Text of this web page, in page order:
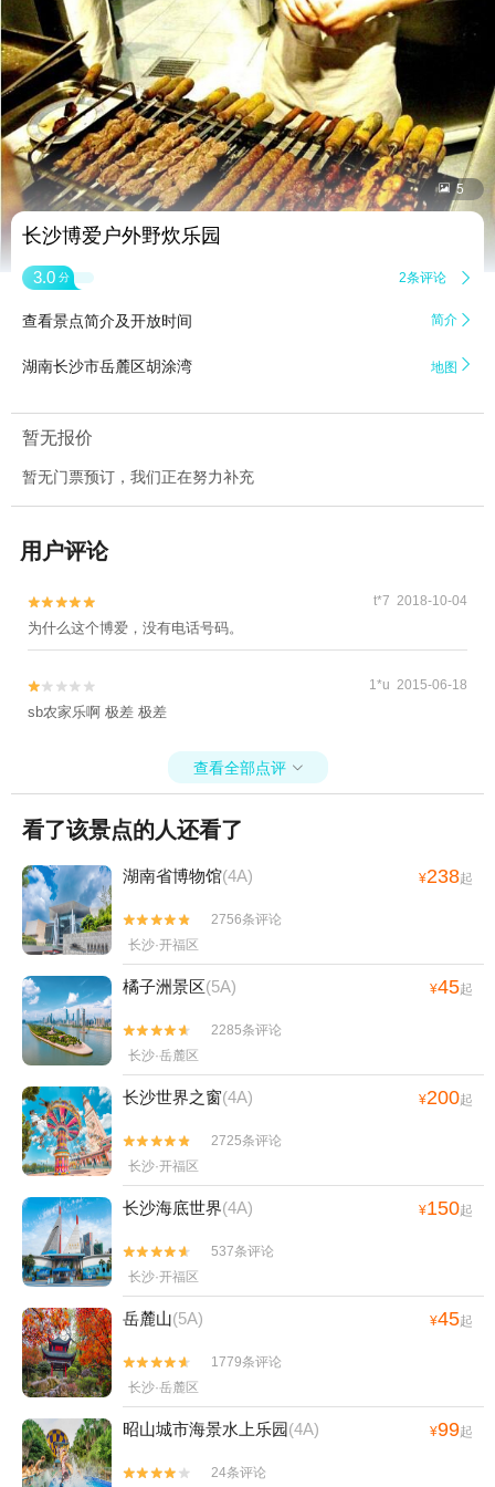
 5
长沙博爱户外野炊乐园
3.0 分 2条评论 
查看景点简介及开放时间 简介 
湖南长沙市岳麓区胡涂湾 地图 
暂无报价
暂无门票预订，我们正在努力补充
用户评论

 t*7 2018-10-04
为什么这个博爱，没有电话号码。

 1*u 2015-06-18
sb农家乐啊 极差 极差
查看全部点评 
看了该景点的人还看了
湖南省博物馆(4A) ¥238起


2756条评论
长沙·开福区
橘子洲景区(5A) ¥45起


2285条评论
长沙·岳麓区
长沙世界之窗(4A) ¥200起


2725条评论
长沙·开福区
长沙海底世界(4A) ¥150起


537条评论
长沙·开福区
岳麓山(5A) ¥45起


1779条评论
长沙·岳麓区
昭山城市海景水上乐园(4A) ¥99起

 24条评论
